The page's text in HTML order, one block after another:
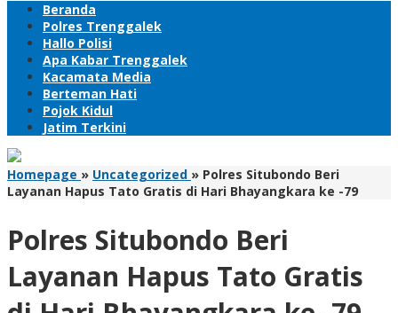
Beranda
Polres Trenggalek
Hallo Polisi
Apa Kabar Trenggalek
Kacamata Media
Berteman Hati
Pojok Kidul
Jatim Terkini
Homepage » Uncategorized » Polres Situbondo Beri
Layanan Hapus Tato Gratis di Hari Bhayangkara ke -79
Polres Situbondo Beri
Layanan Hapus Tato Gratis